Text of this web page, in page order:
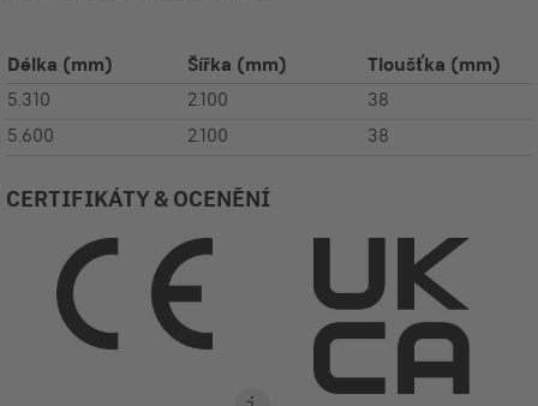
Délka (mm) Šířka (mm) Tloušťka (mm)
5.310 2.100
38
5.600
2.100 38
CERTIFIKÁTY & OCENĚNÍ